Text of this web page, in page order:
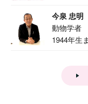
今泉 忠明
動物学者
1944年生